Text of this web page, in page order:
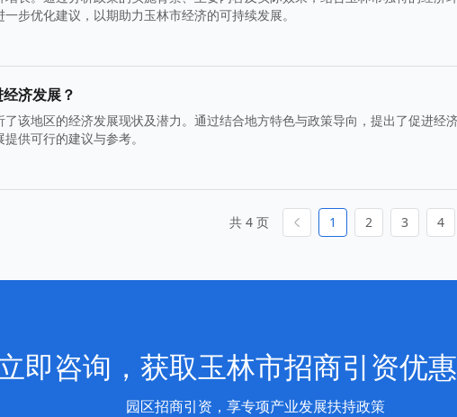
步优化建议，以期助力玉林市经济的可持续发展。
济发展？
该地区的经济发展现状及潜力。通过结合地方特色与政策导向，提出了促进经
供可行的建议与参考。
共 4 页 1 2 3 4
即咨询，获取玉林市招商引资优
园区招商引资，享专项产业发展扶持政策